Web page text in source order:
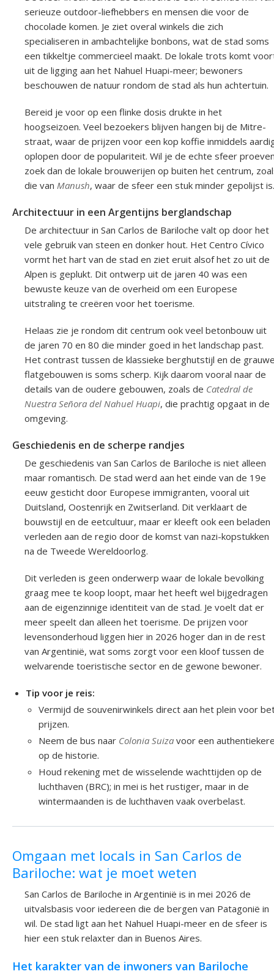
serieuze outdoor-liefhebbers en mensen die voor de
chocolade komen. Je ziet overal winkels die zich
specialiseren in ambachtelijke bonbons, wat de stad soms
een tikkeltje commercieel maakt. De lokale trots komt
uit de ligging aan het Nahuel Huapi-meer; bewoners
beschouwen de natuur rondom de stad als hun achtertuin.
Bereid je voor op een flinke dosis drukte in het
hoogseizoen. Veel bezoekers blijven hangen bij de Mitre-
straat, waar de prijzen voor een kop koffie inmiddels
oplopen door de populariteit. Wil je de echte sfeer
zoek dan de lokale brouwerijen op buiten het centrum,
die van Manush, waar de sfeer een stuk minder gepolijst is.
Architectuur in een Argentijns berglandschap
De architectuur in San Carlos de Bariloche valt op door het
vele gebruik van steen en donker hout. Het Centro Cívico
vormt het hart van de stad en ziet eruit alsof het zo uit de
Alpen is geplukt. Dit ontwerp uit de jaren 40 was een
bewuste keuze van de overheid om een Europese
uitstraling te creëren voor het toerisme.
Helaas zie je rondom dit centrum ook veel betonbouw uit
de jaren 70 en 80 die minder goed in het landschap past.
Het contrast tussen de klassieke berghutstijl en de
flatgebouwen is soms scherp. Kijk daarom vooral naar de
details van de oudere gebouwen, zoals de Catedral de
Nuestra Señora del Nahuel Huapi, die prachtig opgaat in de
omgeving.
Geschiedenis en de scherpe randjes
De geschiedenis van San Carlos de Bariloche is niet alleen
maar romantisch. De stad werd aan het einde van de 19e
eeuw gesticht door Europese immigranten, vooral uit
Duitsland, Oostenrijk en Zwitserland. Dit verklaart de
bouwstijl en de eetcultuur, maar er kleeft ook een beladen
verleden aan de regio door de komst van nazi-kopstukken
na de Tweede Wereldoorlog.
Dit verleden is geen onderwerp waar de lokale bevolking
graag mee te koop loopt, maar het heeft wel bijgedragen
aan de eigenzinnige identiteit van de stad. Je voelt dat er
meer speelt dan alleen het toerisme. De prijzen voor
levensonderhoud liggen hier in 2026 hoger dan in de rest
van Argentinië, wat soms zorgt voor een kloof tussen de
welvarende toeristische sector en de gewone bewoner.
Tip voor je reis:
Vermijd de souvenirwinkels direct aan het plein voor
prijzen.
Neem de bus naar Colonia Suiza voor een
op de historie.
Houd rekening met de wisselende wachttijden op de
luchthaven (BRC); in mei is het rustiger, maar in de
wintermaanden is de luchthaven vaak overbelast.
Omgaan met locals in San Carlos de
Bariloche: wat je moet weten
San Carlos de Bariloche in Argentinië is in mei 2026 de
uitvalsbasis voor iedereen die de bergen van Patagonië in
wil. De stad ligt aan het Nahuel Huapi-meer en de sfeer is
hier een stuk relaxter dan in Buenos Aires.
Het karakter van de inwoners van Bariloche